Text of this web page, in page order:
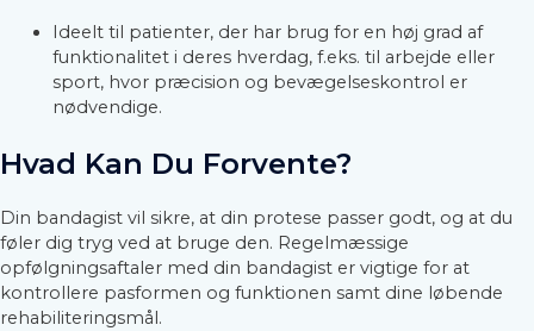
Ideelt til patienter, der har brug for en høj grad af
funktionalitet i deres hverdag, f.eks. til arbejde eller
sport, hvor præcision og bevægelseskontrol er
nødvendige.
Hvad Kan Du Forvente?
Din bandagist vil sikre, at din protese passer godt, og at du
føler dig tryg ved at bruge den. Regelmæssige
opfølgningsaftaler med din bandagist er vigtige for at
kontrollere pasformen og funktionen samt dine løbende
rehabiliteringsmål.